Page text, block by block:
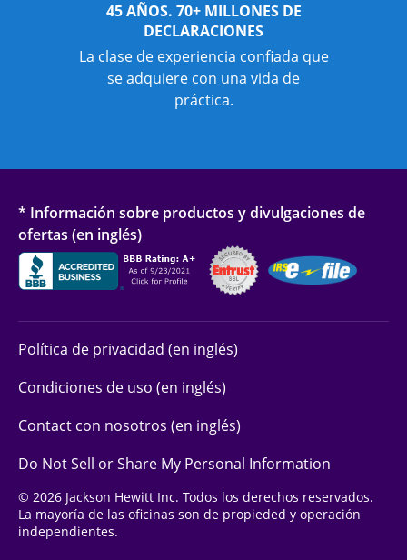
45 AÑOS. 70+ MILLONES DE
DECLARACIONES
La clase de experiencia confiada que
se adquiere con una vida de
práctica.
* Información sobre productos y divulgaciones de
ofertas (en inglés)
Política de privacidad (en inglés)
Condiciones de uso (en inglés)
Contact con nosotros (en inglés)
Do Not Sell or Share My Personal Information
© 2026 Jackson Hewitt Inc. Todos los derechos reservados.
La mayoría de las oficinas son de propieded y operación
independientes.